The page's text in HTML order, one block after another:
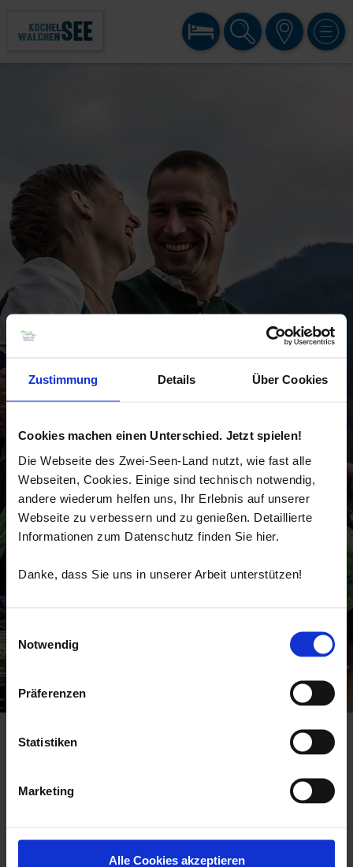
Zustimmung Details Über Cookies
Cookies machen einen Unterschied. Jetzt spielen!
Die Webseite des Zwei-Seen-Land nutzt, wie fast alle
Webseiten, Cookies. Einige sind technisch notwendig,
andere wiederum helfen uns, Ihr Erlebnis auf unserer
Webseite zu verbessern und zu genießen. Detaillierte
Informationen zum Datenschutz finden Sie hier.
Danke, dass Sie uns in unserer Arbeit unterstützen!
Einwilligungsauswahl
Notwendig
Präferenzen
Statistiken
Marketing
Alle Cookies akzeptieren
BUCHEN SUCHE KARTE MENÜ